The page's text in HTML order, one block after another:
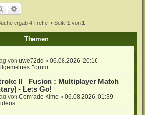
Suche
ergab 4 Treffer • Seite 1 von 1
Themen
vonuwe72dd «06.08.2026, 20:16
Forum
II - Fusion : Multiplayer Match
- Lets Go!
vonComrade Kimo «06.08.2026, 01:39